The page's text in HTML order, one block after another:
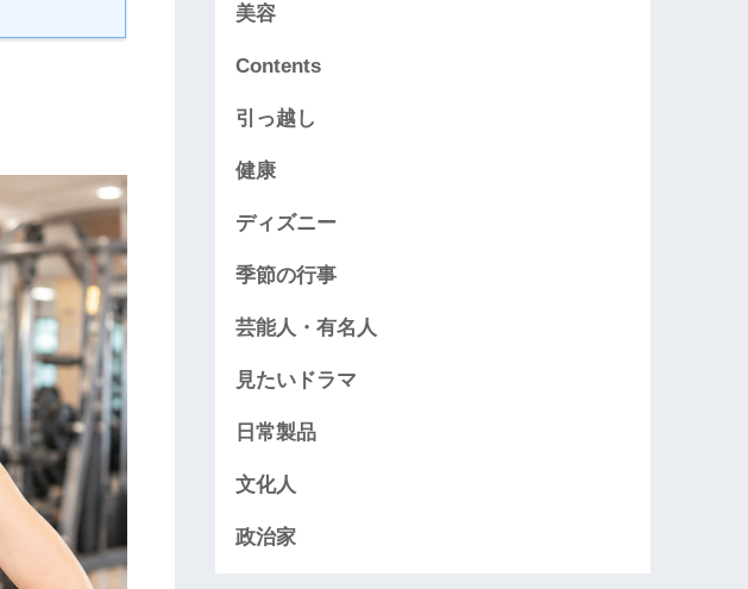
美容
Contents
引っ越し
健康
ディズニー
季節の行事
芸能人・有名人
見たいドラマ
日常製品
文化人
政治家